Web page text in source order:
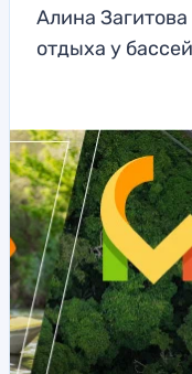
Алина
отдыха у